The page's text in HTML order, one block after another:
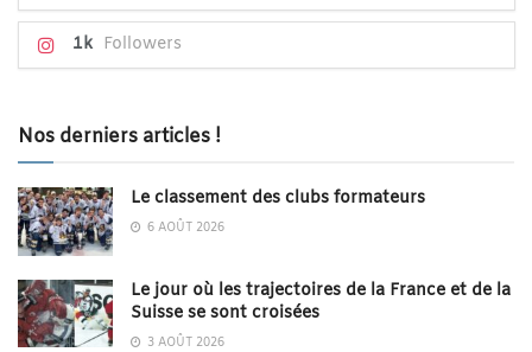
1k Followers
Nos derniers articles !
Le classement des clubs formateurs
6 AOÛT 2026
Le jour où les trajectoires de la France et de la
Suisse se sont croisées
3 AOÛT 2026